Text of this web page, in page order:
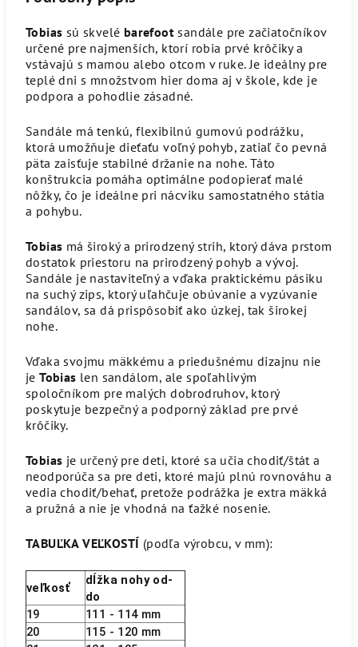
Tobias sú skvelé barefoot sandále pre začiatočníkov
určené pre najmenších, ktorí robia prvé krôčiky a
vstávajú s mamou alebo otcom v ruke. Je ideálny pre
teplé dni s množstvom hier doma aj v škole, kde je
podpora a pohodlie zásadné.
Sandále má tenkú, flexibilnú gumovú podrážku,
ktorá umožňuje dieťaťu voľný pohyb, zatiaľ čo pevná
päta zaisťuje stabilné držanie na nohe. Táto
konštrukcia pomáha optimálne podopierať malé
nôžky, čo je ideálne pri nácviku samostatného státia
a pohybu.
Tobias má široký a prirodzený strih, ktorý dáva prstom
dostatok priestoru na prirodzený pohyb a vývoj.
Sandále je nastaviteľný a vďaka praktickému pásiku
na suchý zips, ktorý uľahčuje obúvanie a vyzúvanie
sandálov, sa dá prispôsobiť ako úzkej, tak širokej
nohe.
Vďaka svojmu mäkkému a priedušnému dizajnu nie
jeTobias len sandálom, ale spoľahlivým
spoločníkom pre malých dobrodruhov, ktorý
poskytuje bezpečný a podporný základ pre prvé
krôčiky.
Tobias je určený pre deti, ktoré sa učia chodiť/štát a
neodporúča sa pre deti, ktoré majú plnú rovnováhu a
vedia chodiť/behať, pretože podrážka je extra mäkká
a pružná a nie je vhodná na ťažké nosenie.
TABUĽKA VEĽKOSTÍ (podľa výrobcu, v mm):
veľkosť
dĺžka nohy od-
do
19
111 - 114 mm
20
115 - 120 mm